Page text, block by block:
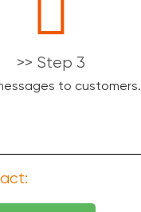
>> Step 3
to customers.